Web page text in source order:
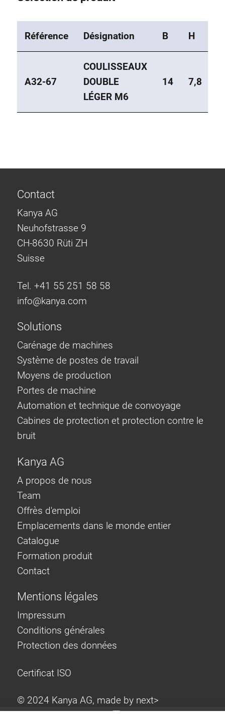
Référence Désignation B H
A32-67
COULISSEAUX
DOUBLE
LÉGER M6
14 7,8
Contact
Kanya AG
Neuhofstrasse 9
CH-8630 Rüti ZH
Suisse
Tel. +41 55 251 58 58
info@kanya.com
Solutions
Carénage de machines
Système de postes de travail
Moyens de production
Portes de machine
Automation et technique de convoyage
Cabines de protection et protection contre le
bruit
Kanya AG
A propos de nous
Team
Offrès d'emploi
Emplacements dans le monde entier
Catalogue
Formation produit
Contact
Mentions légales
Impressum
Conditions générales
Protection des données
Certificat ISO
© 2024 Kanya AG, made by next>